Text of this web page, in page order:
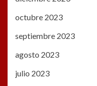
octubre 2023
septiembre 2023
agosto 2023
julio 2023